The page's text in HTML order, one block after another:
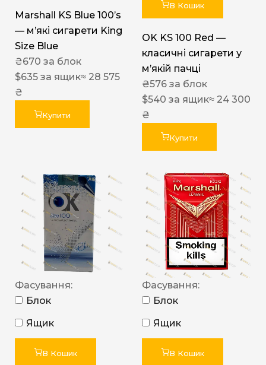
Marshall KS Blue 100’s
— м’які сигарети King
Size Blue
₴670 за блок
$635 за ящик≈ 28 575
₴
Купити
В Кошик
OK KS 100 Red —
класичні сигарети у
м’якій пачці
₴576 за блок
$540 за ящик≈ 24 300
₴
Купити
Фасування:
Блок
Ящик
В Кошик
Фасування:
Блок
Ящик
В Кошик